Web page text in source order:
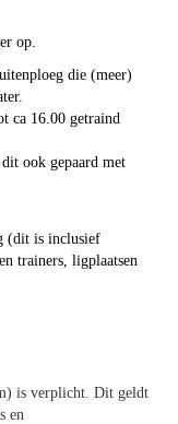
op.
die (meer)
ca 16.00 getraind
ook gepaard met
(dit is inclusief
trainers, ligplaatsen
is verplicht. Dit geldt
en